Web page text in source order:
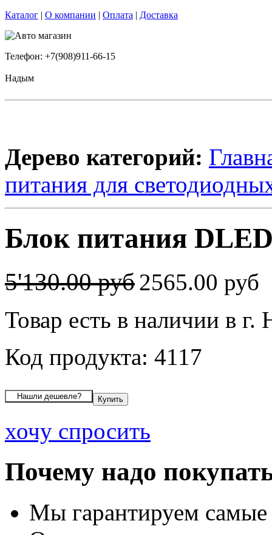
Каталог | О компании | Оплата | Доставка
Телефон: +7(908)911-66-15
Надым
Дерево категорий:
питания для
Блок питания
5'130.00 руб2565.00 руб
Товар есть в наличии в
Код продукта: 4117
хочу спросить
Почему надо
Мы гарантируем